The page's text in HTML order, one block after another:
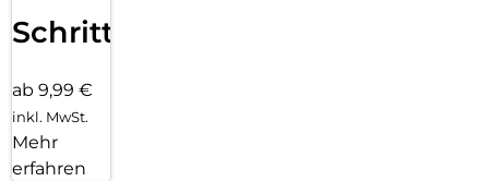
Schritten
ab 9,99 €
inkl. MwSt.
Mehr
erfahren